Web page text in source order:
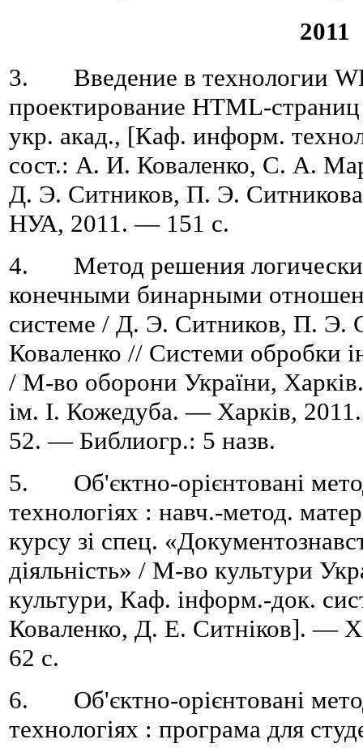
2011
3. Введение в технологии
проектирование HTML-
укр. акад., [Каф. информ.
сост.: А. И. Коваленко, С. А.
Д. Э. Ситников, П. Э.
НУА, 2011. — 151 с.
4. Метод решения
конечными бинарными
системе / Д. Э. Ситников, П. Э.
Коваленко // Системи обробки
/ М-во оборони України,
ім. І. Кожедуба. — Харків,
52. — Библиогр.: 5 назв.
5. Об'єктно-орієнтовані
технологіях : навч.-метод.
курсу зі спец.
діяльність» / М-во культури
культури, Каф. інформ.-док.
Коваленко, Д. Е. Ситніков]. —
62 с.
6. Об'єктно-орієнтовані
технологіях : програма для